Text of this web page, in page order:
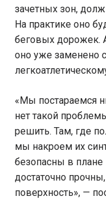
зачетных зон,
На практике оно
беговых дорожек.
оно уже заменено
«Мы постараемся
нет такой
решить. Там, где
мы накроем их
безопасны в плане
достаточно
поверхность», —